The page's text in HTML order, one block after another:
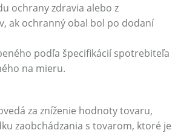
ochrany zdravia alebo z
ak ochranný obal bol po dodaní
podľa špecifikácií spotrebiteľa
na mieru.
za zníženie hodnoty tovaru,
zaobchádzania s tovarom, ktoré je